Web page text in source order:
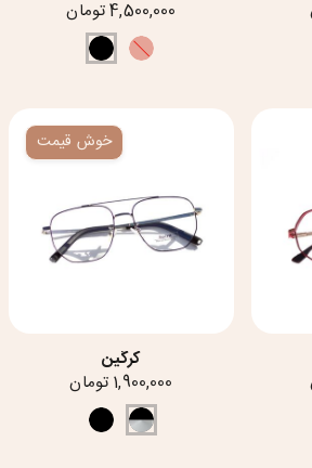
4,500,000 تومان
خوش قیمت
کرگین
1,900,000 تومان